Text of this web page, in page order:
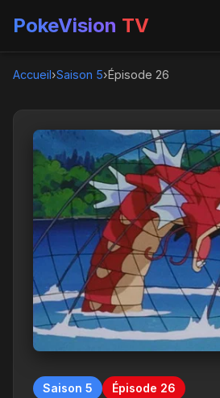
PokeVision TV
Accueil›Saison 5›Épisode 26
Saison 5 Épisode 26